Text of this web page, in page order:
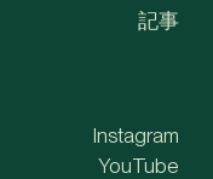
記事
Instagram
YouTube